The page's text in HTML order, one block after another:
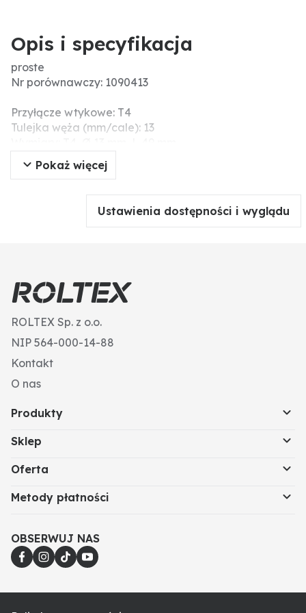
Opis i specyfikacja
proste
Nr porównawczy: 1090413
Przyłącze wtykowe: T4
Tulejka węża (mm/cale): 13
Dodatkowe informacje: Oringi należy zamówić
osobno!
Pokaż więcej
Ustawienia dostępności i wyglądu
ROLTEX Sp. z o.o.
NIP 564-000-14-88
Kontakt
O nas
Produkty
Sklep
Oferta
Metody płatności
OBSERWUJ NAS